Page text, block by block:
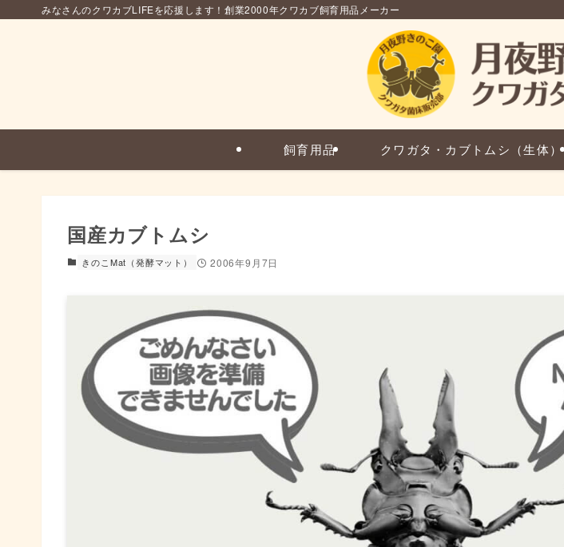
みなさんのクワカブLIFEを応援します！創業2000年クワカブ飼育用品メーカー
飼育用品 クワガタ・カブトムシ（生体）
国産カブトムシ
きのこMat（発酵マット） 2006年9月7日